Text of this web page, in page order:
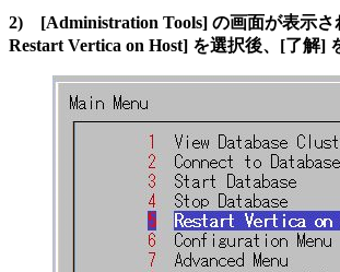
2) [Administration Tools] の画面が表示
Restart Vertica on Host] を選択後、[了解]